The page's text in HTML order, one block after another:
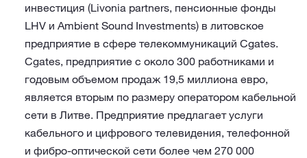
инвестиция (Livonia partners, пенсионные фонды
LHV и Ambient Sound Investments) в литовское
предприятие в сфере телекоммуникаций Cgates.
Cgates, предприятие с около 300 работниками и
годовым объемом продаж 19,5 миллиона евро,
является вторым по размеру оператором кабельной
сети в Литве. Предприятие предлагает услуги
кабельного и цифрового телевидения, телефонной
и фибро-оптической сети более чем 270 000